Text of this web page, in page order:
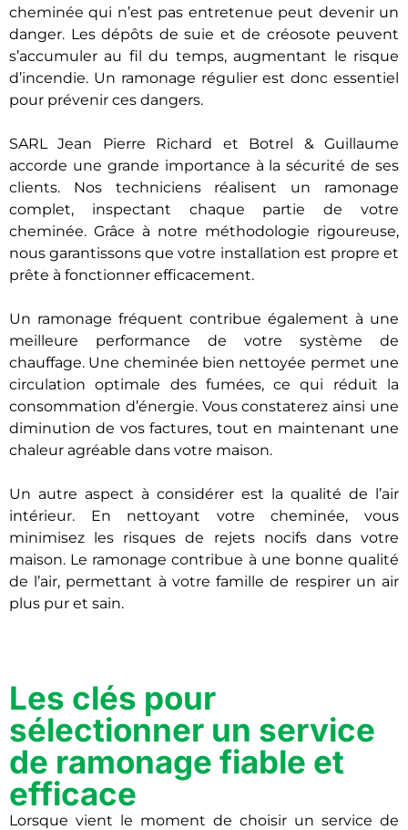
cheminée qui n’est pas entretenue peut devenir un
danger. Les dépôts de suie et de créosote peuvent
s’accumuler au fil du temps, augmentant le risque
d’incendie. Un ramonage régulier est donc essentiel
pour prévenir ces dangers.
SARL Jean Pierre Richard et Botrel & Guillaume
accorde une grande importance à la sécurité de ses
clients. Nos techniciens réalisent un ramonage
complet, inspectant chaque partie de votre
cheminée. Grâce à notre méthodologie rigoureuse,
nous garantissons que votre installation est propre et
prête à fonctionner efficacement.
Un ramonage fréquent contribue également à une
meilleure performance de votre système de
chauffage. Une cheminée bien nettoyée permet une
circulation optimale des fumées, ce qui réduit la
consommation d’énergie. Vous constaterez ainsi une
diminution de vos factures, tout en maintenant une
chaleur agréable dans votre maison.
Un autre aspect à considérer est la qualité de l’air
intérieur. En nettoyant votre cheminée, vous
minimisez les risques de rejets nocifs dans votre
maison. Le ramonage contribue à une bonne qualité
de l’air, permettant à votre famille de respirer un air
plus pur et sain.
Les clés pour
sélectionner un service
de ramonage fiable et
efficace
Lorsque vient le moment de choisir un service de